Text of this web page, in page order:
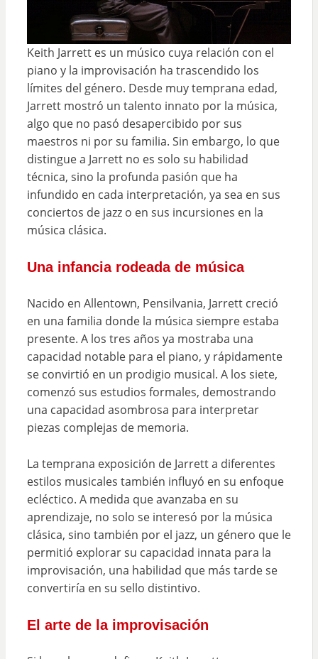
Keith Jarrett es un músico cuya relación con el
piano y la improvisación ha trascendido los
límites del género. Desde muy temprana edad,
Jarrett mostró un talento innato por la música,
algo que no pasó desapercibido por sus
maestros ni por su familia. Sin embargo, lo que
distingue a Jarrett no es solo su habilidad
técnica, sino la profunda pasión que ha
infundido en cada interpretación, ya sea en sus
conciertos de jazz o en sus incursiones en la
música clásica.
Una infancia rodeada de música
Nacido en Allentown, Pensilvania, Jarrett creció
en una familia donde la música siempre estaba
presente. A los tres años ya mostraba una
capacidad notable para el piano, y rápidamente
se convirtió en un prodigio musical. A los siete,
comenzó sus estudios formales, demostrando
una capacidad asombrosa para interpretar
piezas complejas de memoria.
La temprana exposición de Jarrett a diferentes
estilos musicales también influyó en su enfoque
ecléctico. A medida que avanzaba en su
aprendizaje, no solo se interesó por la música
clásica, sino también por el jazz, un género que le
permitió explorar su capacidad innata para la
improvisación, una habilidad que más tarde se
convertiría en su sello distintivo.
El arte de la improvisación